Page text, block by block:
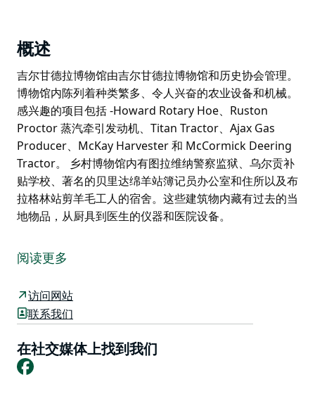
概述
吉尔甘德拉博物馆由吉尔甘德拉博物馆和历史协会管理。
博物馆内陈列着种类繁多、令人兴奋的农业设备和机械。
感兴趣的项目包括 -Howard Rotary Hoe、Ruston
Proctor 蒸汽牵引发动机、Titan Tractor、Ajax Gas
Producer、McKay Harvester 和 McCormick Deering
Tractor。 乡村博物馆内有图拉维纳警察监狱、乌尔贡补
贴学校、著名的贝里达绵羊站簿记员办公室和住所以及布
拉格林站剪羊毛工人的宿舍。这些建筑物内藏有过去的当
地物品，从厨具到医生的仪器和医院设备。
博物馆内陈列着种类繁多、令人兴奋的农业设备和机械。
Proctor 蒸汽牵引发动机、Titan Tractor、Ajax Gas
Producer、McKay Harvester 和 McCormick Deering
Tractor。
乡村博物馆内有图拉维纳警察监狱、乌尔贡补贴学校、著
名的贝里达绵羊站簿记员办公室和住所以及布拉格林站剪
阅读更多
访问网站
联系我们
在社交媒体上找到我们
Facebook